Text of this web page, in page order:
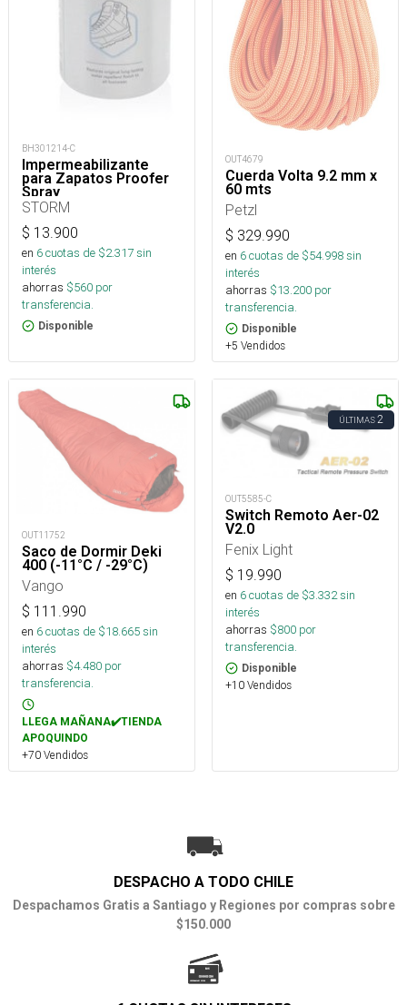
BH301214-C
Impermeabilizante
para Zapatos Proofer
Spray
STORM
$ 13.900
en 6cuotas de $2.317sin
interés
ahorras $560 por
transferencia.
Disponible
OUT4679
Cuerda Volta 9.2 mm x
60 mts
Petzl
$ 329.990
en 6cuotas de $54.998sin
interés
ahorras $13.200 por
transferencia.
Disponible
+5 Vendidos
OUT11752
Saco de Dormir Deki
400 (-11°C / -29°C)
Vango
$ 111.990
en 6cuotas de $18.665sin
interés
ahorras $4.480 por
transferencia.
LLEGA MAÑANA✔️TIENDA
APOQUINDO
+70 Vendidos
ÚLTIMAS2
OUT5585-C
Switch Remoto Aer-02
V2.0
Fenix Light
$ 19.990
en 6cuotas de $3.332sin
interés
ahorras $800 por
transferencia.
Disponible
+10 Vendidos
DESPACHO A TODO CHILE
Despachamos Gratis a Santiago y Regiones por compras sobre
$150.000